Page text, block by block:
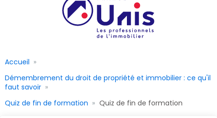
Accueil
Démembrement du droit de propriété et immobilier : ce qu'il
faut savoir
Quiz de fin de formation
Quiz de fin de formation